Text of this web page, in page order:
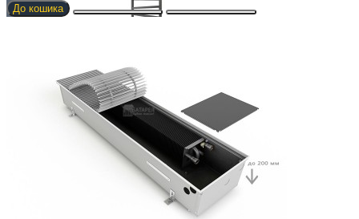
Комбіновані рушники
До кошика